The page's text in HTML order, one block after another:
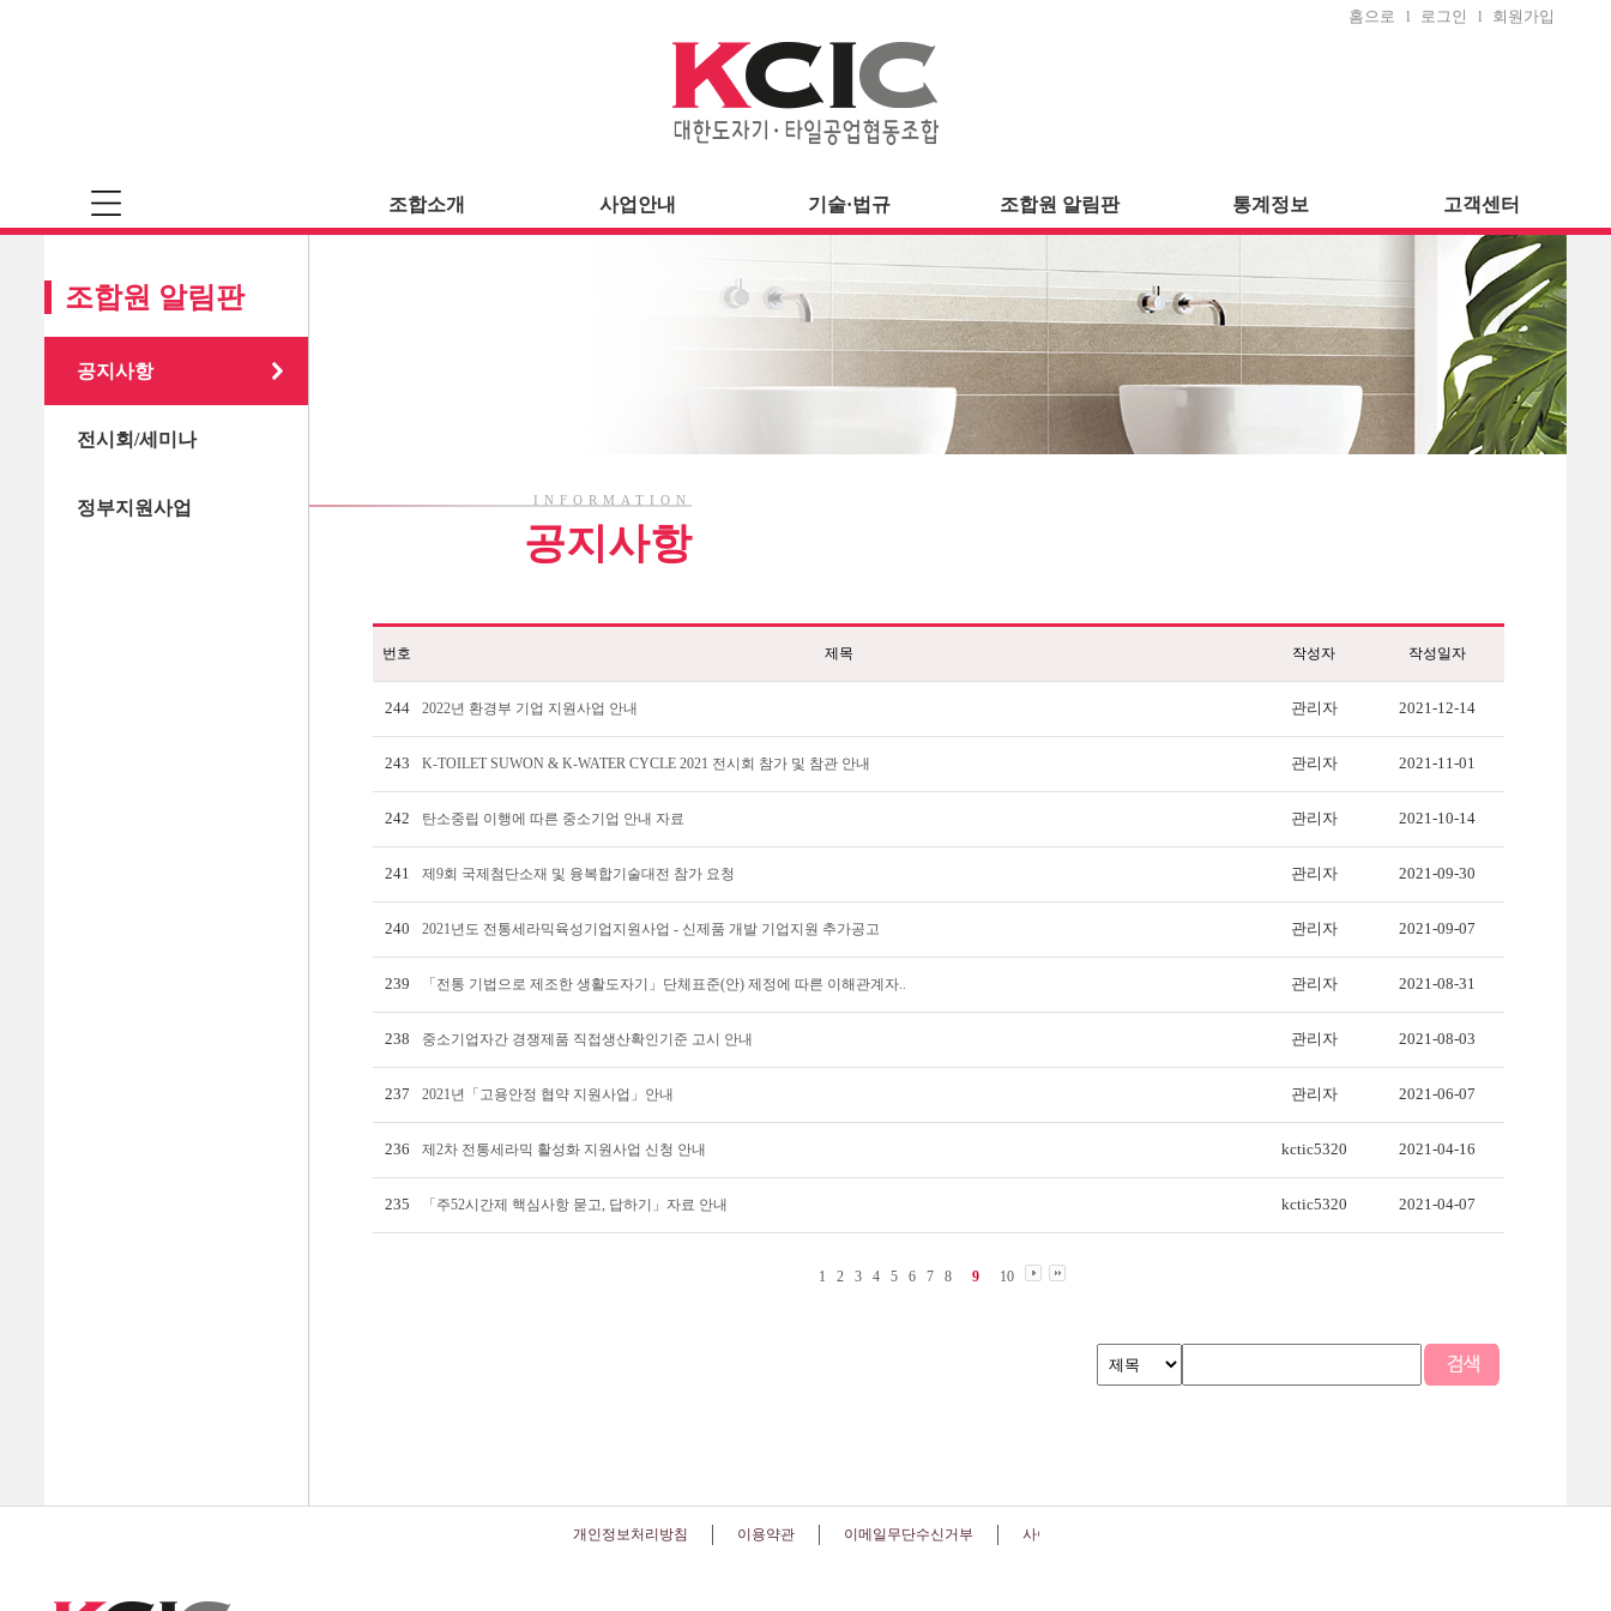
홈으로 l 로그인 l 회원가입
조합소개 사업안내 기술·법규 조합원 알림판 통계정보 고객센터
조합원 알림판
공지사항
전시회/세미나
정부지원사업 INFORMATION
공지사항
번호 제목 작성자 작성일자
244 2022년 환경부 기업 지원사업 안내 관리자 2021-12-14
243 K-TOILET SUWON & K-WATER CYCLE 2021 전시회 참가 및 참관 안내 관리자 2021-11-01
242 탄소중립 이행에 따른 중소기업 안내 자료 관리자 2021-10-14
241 제9회 국제첨단소재 및 융복합기술대전 참가 요청 관리자 2021-09-30
240 2021년도 전통세라믹육성기업지원사업 - 신제품 개발 기업지원 추가공고 관리자 2021-09-07
239 「전통 기법으로 제조한 생활도자기」단체표준(안) 제정에 따른 이해관계자.. 관리자 2021-08-31
238 중소기업자간 경쟁제품 직접생산확인기준 고시 안내 관리자 2021-08-03
237 2021년「고용안정 협약 지원사업」안내 관리자 2021-06-07
236 제2차 전통세라믹 활성화 지원사업 신청 안내 kctic5320 2021-04-16
235 「주52시간제 핵심사항 묻고, 답하기」자료 안내 kctic5320 2021-04-07
1 2 3 4 5 6 7 8 9 10
개인정보처리방침 이용약관 이메일무단수신거부 사이트맵